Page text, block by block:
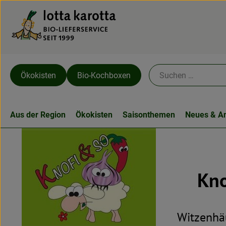
Ökokisten Bio-Kochboxen
Aus der Region Ökokisten Saisonthemen Neues &